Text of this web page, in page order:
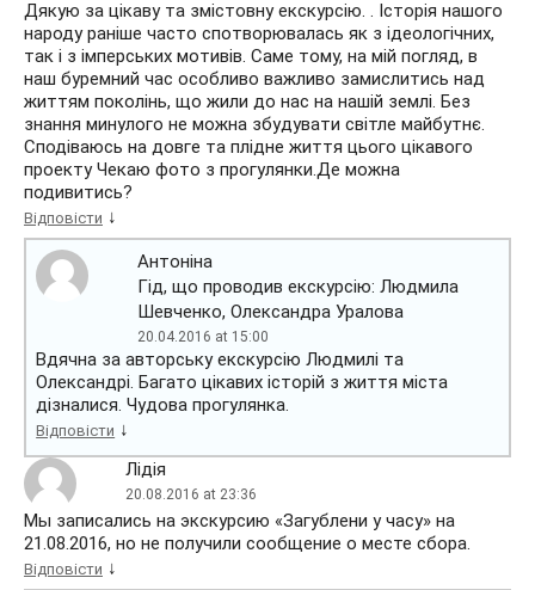
Дякую за цікаву та змістовну екскурсію. . Історія нашого
народу раніше часто спотворювалась як з ідеологічних,
так і з імперських мотивів. Саме тому, на мій погляд, в
наш буремний час особливо важливо замислитись над
життям поколінь, що жили до нас на нашій землі. Без
знання минулого не можна збудувати світле майбутнє.
Сподіваюсь на довге та плідне життя цього цікавого
проекту Чекаю фото з прогулянки.Де можна
подивитись?
Відповісти ↓
Антонiна
Гід, що проводив екскурсію: Людмила
Шевченко, Олександра Уралова
20.04.2016 at 15:00
Вдячна за авторську екскурсiю Людмилi та
Олександрi. Багато цiкавих iсторiй з життя мiста
дiзналися. Чудова прогулянка.
Відповісти ↓
Лідія
20.08.2016 at 23:36
Мы записались на экскурсию «Загублени у часу» на
21.08.2016, но не получили сообщение о месте сбора.
Відповісти ↓